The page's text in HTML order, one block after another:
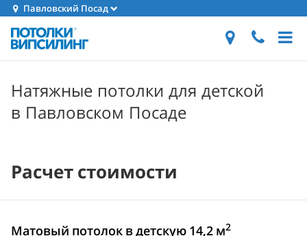
Павловский Посад
Натяжные потолки для детской
в Павловском Посаде
Расчет стоимости
Матовый потолок в детскую 14,2 м2